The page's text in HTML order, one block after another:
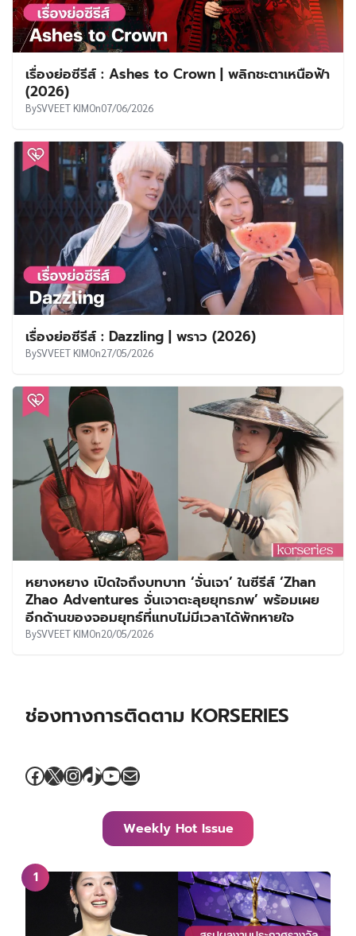
เรื่องย่อซีรีส์ : Ashes to Crown | พลิกชะตาเหนือฟ้า
(2026)
BySVVEET KIMOn07/06/2026
เรื่องย่อซีรีส์ : Dazzling | พราว (2026)
BySVVEET KIMOn27/05/2026
หยางหยาง เปิดใจถึงบทบาท ‘จั่นเจา’ ในซีรีส์ ‘Zhan
Zhao Adventures จั่นเจาตะลุยยุทธภพ’ พร้อมเผย
อีกด้านของจอมยุทธ์ที่แทบไม่มีเวลาได้พักหายใจ
BySVVEET KIMOn20/05/2026
ช่องทางการติดตาม KORSERIES
Facebook
X Instagram
TikTok
YouTube
Mail
Weekly Hot Issue